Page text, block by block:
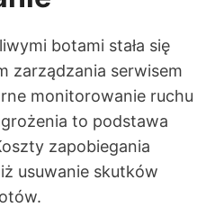
botami stała się
zarządzania serwisem
monitorowanie ruchu
to podstawa
zapobiegania
usuwanie skutków